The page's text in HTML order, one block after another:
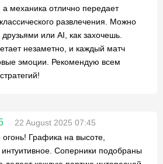
а механика отлично передает
развлечения. Можно
или AI, как захочешь.
незаметно, и каждый матч
эмоции. Рекомендую всем
22 August 2025 07:45
огонь! Графика на высоте,
Соперники подобраны